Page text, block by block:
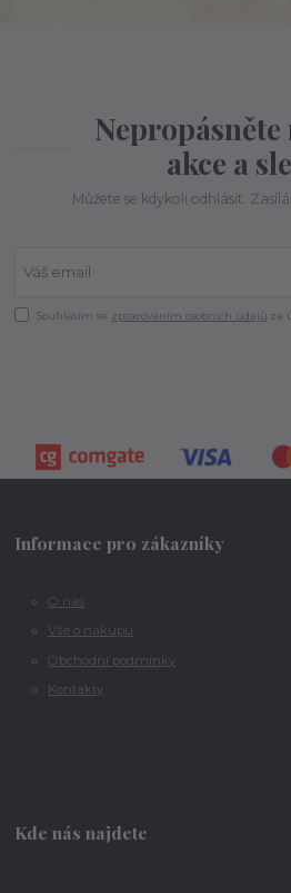
akce a
Můžete se kdykoli odhlásit.
Souhlasím se zpracováním osobních údajů za
Informace pro zákazníky
O nás
Vše o nákupu
Obchodní podmínky
Kontakty
Kde nás najdete